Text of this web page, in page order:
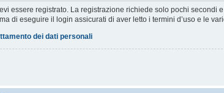
essere registrato. La registrazione richiede solo pochi secondi
di eseguire il login assicurati di aver letto i termini d’uso e le
dei dati personali